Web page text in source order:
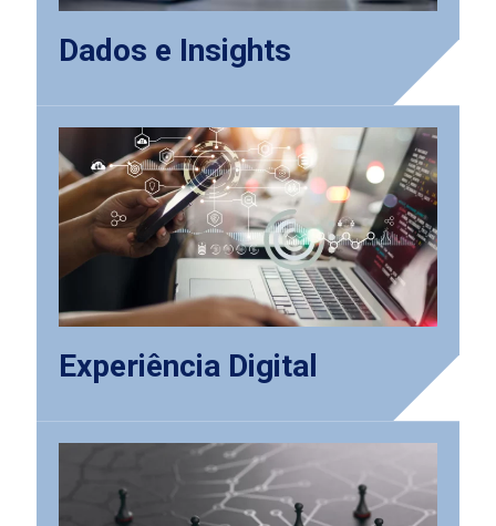
Dados e Insights
Experiência Digital